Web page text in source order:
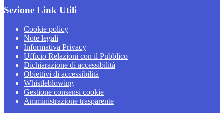
Sezione Link Utili
Cookie policy
Note legali
Informativa Privacy
Ufficio Relazioni con il Pubblico
Dichiarazione di accessibilità
Obiettivi di accessibilità
Whistleblowing
Gestione consensi cookie
Amministrazione trasparente